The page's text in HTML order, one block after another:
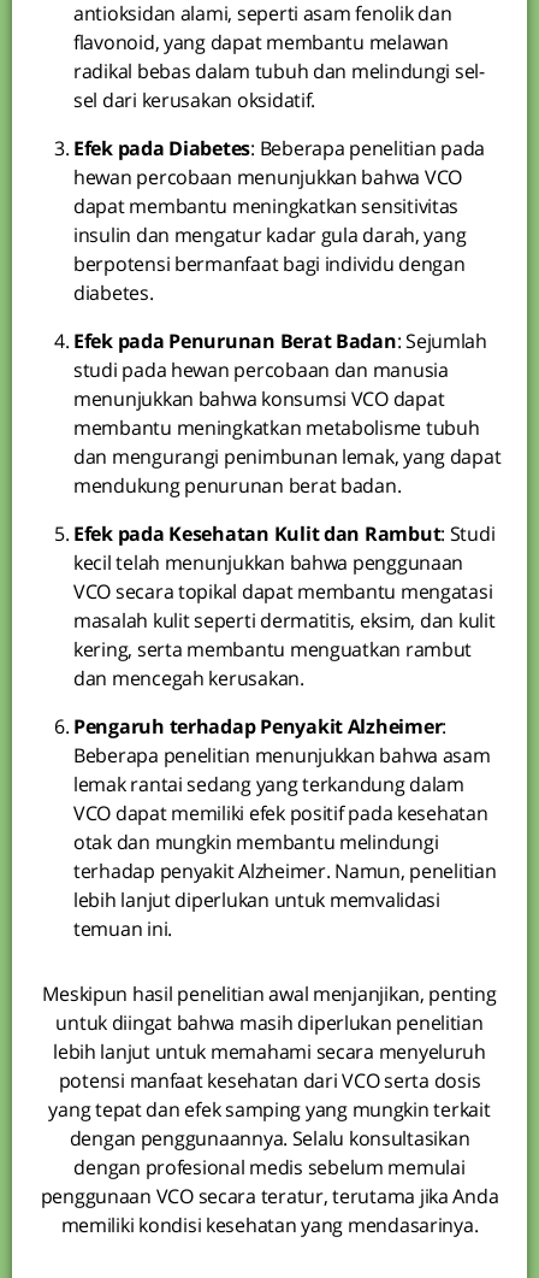
antioksidan alami, seperti asam fenolik dan
flavonoid, yang dapat membantu melawan
radikal bebas dalam tubuh dan melindungi sel-
sel dari kerusakan oksidatif.
Efek pada Diabetes: Beberapa penelitian pada
hewan percobaan menunjukkan bahwa VCO
dapat membantu meningkatkan sensitivitas
insulin dan mengatur kadar gula darah, yang
berpotensi bermanfaat bagi individu dengan
diabetes.
Efek pada Penurunan Berat Badan: Sejumlah
studi pada hewan percobaan dan manusia
menunjukkan bahwa konsumsi VCO dapat
membantu meningkatkan metabolisme tubuh
dan mengurangi penimbunan lemak, yang dapat
mendukung penurunan berat badan.
Efek pada Kesehatan Kulit dan Rambut: Studi
kecil telah menunjukkan bahwa penggunaan
VCO secara topikal dapat membantu mengatasi
masalah kulit seperti dermatitis, eksim, dan kulit
kering, serta membantu menguatkan rambut
dan mencegah kerusakan.
Pengaruh terhadap Penyakit Alzheimer:
Beberapa penelitian menunjukkan bahwa asam
lemak rantai sedang yang terkandung dalam
VCO dapat memiliki efek positif pada kesehatan
otak dan mungkin membantu melindungi
terhadap penyakit Alzheimer. Namun, penelitian
lebih lanjut diperlukan untuk memvalidasi
temuan ini.
Meskipun hasil penelitian awal menjanjikan, penting
untuk diingat bahwa masih diperlukan penelitian
lebih lanjut untuk memahami secara menyeluruh
potensi manfaat kesehatan dari VCO serta dosis
yang tepat dan efek samping yang mungkin terkait
dengan penggunaannya. Selalu konsultasikan
dengan profesional medis sebelum memulai
penggunaan VCO secara teratur, terutama jika Anda
memiliki kondisi kesehatan yang mendasarinya.